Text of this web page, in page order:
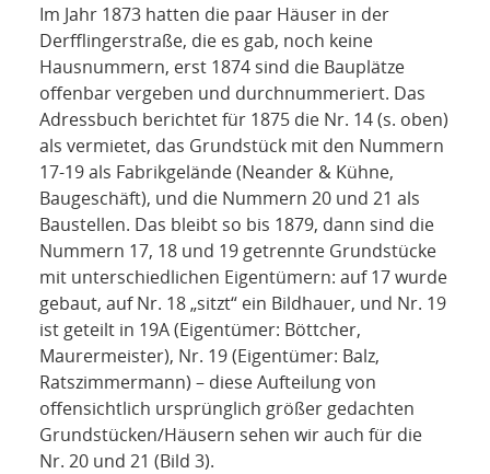
Im Jahr 1873 hatten die paar Häuser in der
Derfflingerstraße, die es gab, noch keine
Hausnummern, erst 1874 sind die Bauplätze
offenbar vergeben und durchnummeriert. Das
Adressbuch berichtet für 1875 die Nr. 14 (s. oben)
als vermietet, das Grundstück mit den Nummern
17-19 als Fabrikgelände (Neander & Kühne,
Baugeschäft), und die Nummern 20 und 21 als
Baustellen. Das bleibt so bis 1879, dann sind die
Nummern 17, 18 und 19 getrennte Grundstücke
mit unterschiedlichen Eigentümern: auf 17 wurde
gebaut, auf Nr. 18 „sitzt“ ein Bildhauer, und Nr. 19
ist geteilt in 19A (Eigentümer: Böttcher,
Maurermeister), Nr. 19 (Eigentümer: Balz,
Ratszimmermann) – diese Aufteilung von
offensichtlich ursprünglich größer gedachten
Grundstücken/Häusern sehen wir auch für die
Nr. 20 und 21 (Bild 3).